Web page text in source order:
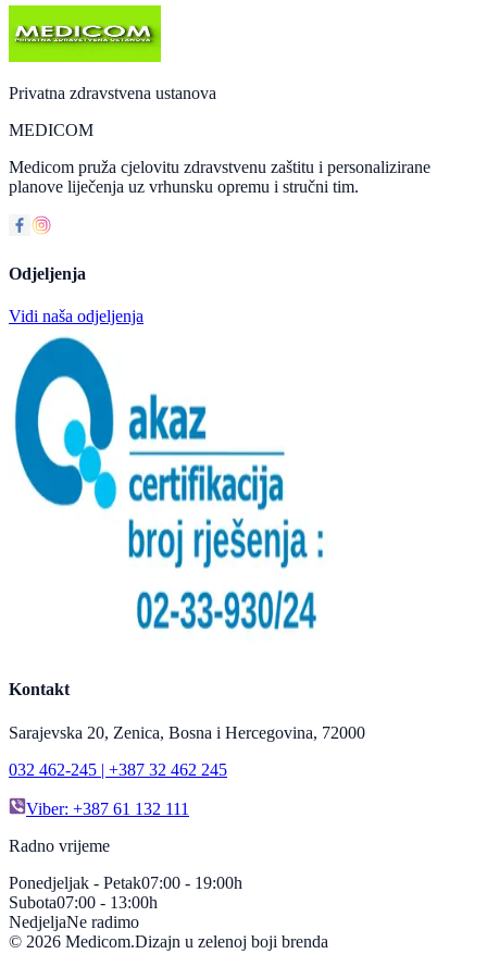
Privatna zdravstvena ustanova
MEDICOM
Medicom pruža cjelovitu zdravstvenu zaštitu i personalizirane
planove liječenja uz vrhunsku opremu i stručni tim.
Odjeljenja
Vidi naša odjeljenja
Kontakt
Sarajevska 20, Zenica, Bosna i Hercegovina, 72000
032 462-245 | +387 32 462 245
Viber: +387 61 132 111
Radno vrijeme
Ponedjeljak - Petak07:00 - 19:00h
Subota07:00 - 13:00h
NedjeljaNe radimo
© 2026 Medicom.Dizajn u zelenoj boji brenda